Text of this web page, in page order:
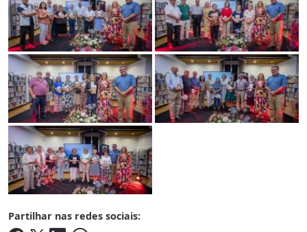
Partilhar nas redes sociais: